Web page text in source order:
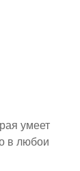
умеет
в любои